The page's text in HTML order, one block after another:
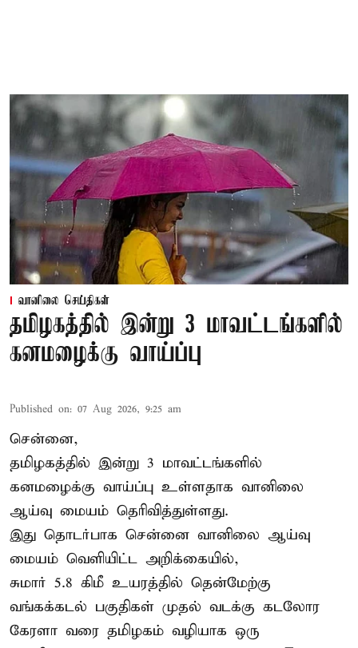
வானிலை செய்திகள்
தமிழகத்தில் இன்று 3 மாவட்டங்களில்
கனமழைக்கு வாய்ப்பு
Published on: 07 Aug 2026, 9:25 am
சென்னை,
தமிழகத்தில் இன்று 3 மாவட்டங்களில்
கனமழைக்கு வாய்ப்பு உள்ளதாக வானிலை
ஆய்வு மையம் தெரிவித்துள்ளது.
இது தொடர்பாக சென்னை வானிலை ஆய்வு
மையம் வெளியிட்ட அறிக்கையில்,
சுமார் 5.8 கிமீ உயரத்தில் தென்மேற்கு
வங்கக்கடல் பகுதிகள் முதல் வடக்கு கடலோர
கேரளா வரை தமிழகம் வழியாக ஒரு